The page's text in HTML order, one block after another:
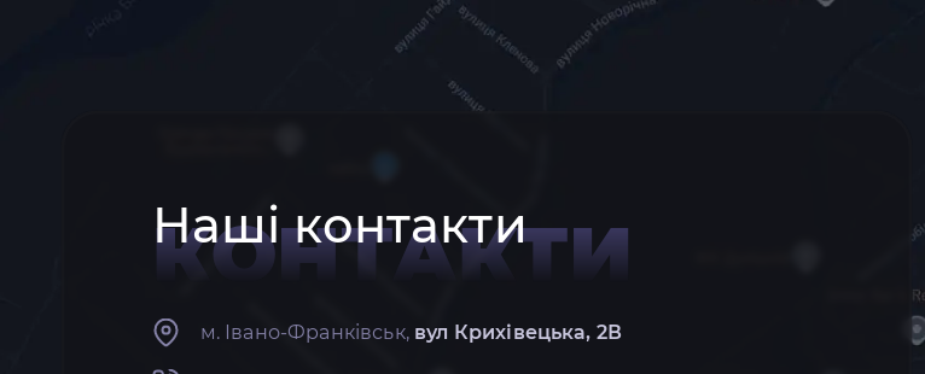
Наші контакти
КОНТАКТИ
м. Івано-Франківськ, вул Крихівецька, 2В